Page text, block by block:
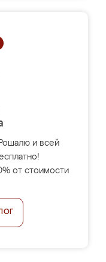
и всей
от стоимости